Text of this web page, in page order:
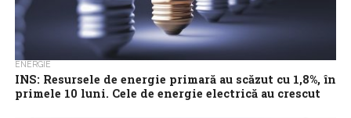
ENERGIE
INS: Resursele de energie primară au scăzut cu 1,8%, în
primele 10 luni. Cele de energie electrică au crescut